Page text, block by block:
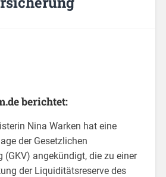
berichtet:
Nina Warken hat eine
der Gesetzlichen
(GKV) angekündigt, die zu einer
der Liquiditätsreserve des